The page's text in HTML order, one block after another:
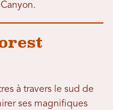
à travers le sud de
ses magnifiques